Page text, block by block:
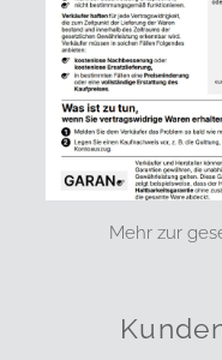
Mehr zur